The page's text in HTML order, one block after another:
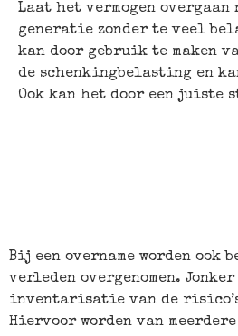
Laat het vermogen overgaan
generatie zonder te veel
kan door gebruik te maken
de schenkingbelasting en
Ook kan het door een juiste
Bij een overname worden
verleden overgenomen.
inventarisatie van de risico’s
Hiervoor worden van